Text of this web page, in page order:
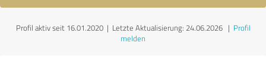
Profil aktiv seit 16.01.2020 | Letzte Aktualisierung: 24.06.2026| Profil
melden